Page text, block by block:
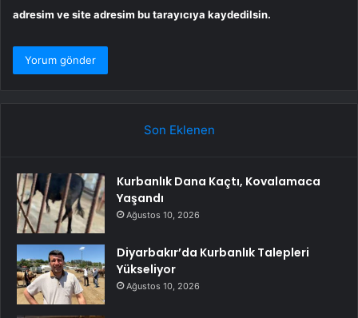
adresim ve site adresim bu tarayıcıya kaydedilsin.
Son Eklenen
Kurbanlık Dana Kaçtı, Kovalamaca
Yaşandı
Ağustos 10, 2026
Diyarbakır’da Kurbanlık Talepleri
Yükseliyor
Ağustos 10, 2026